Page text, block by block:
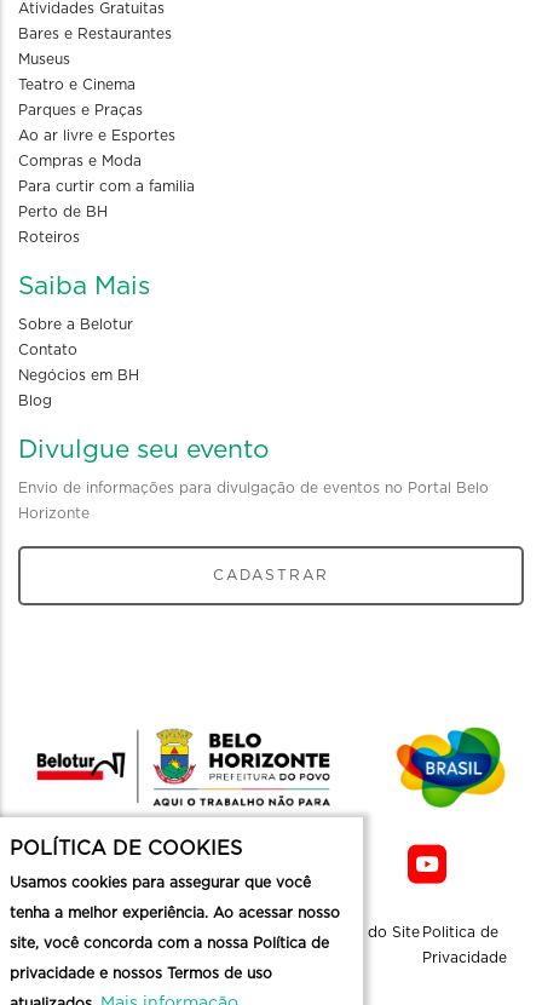
Atividades Gratuitas
Bares e Restaurantes
Museus
Teatro e Cinema
Parques e Praças
Ao ar livre e Esportes
Compras e Moda
Para curtir com a familia
Perto de BH
Roteiros
Saiba Mais
Sobre a Belotur
Contato
Negócios em BH
Blog
Divulgue seu evento
Envio de informações para divulgação de eventos no Portal Belo
Horizonte
CADASTRAR
Mapa do Site Politica de
Privacidade
POLÍTICA DE COOKIES
Usamos cookies para assegurar que você
tenha a melhor experiência. Ao acessar nosso
site, você concorda com a nossa Política de
privacidade e nossos Termos de uso